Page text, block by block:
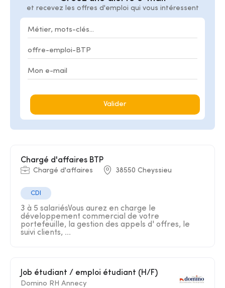
et recevez les offres d'emploi qui vous intéressent
Valider
Chargé d'affaires BTP
Chargé d'affaires 38550 Cheyssieu
CDI
3 à 5 salariésVous aurez en charge le
développement commercial de votre
portefeuille, la gestion des appels d' offres, le
suivi clients, ...
Job étudiant / emploi étudiant (H/F)
Domino RH Annecy